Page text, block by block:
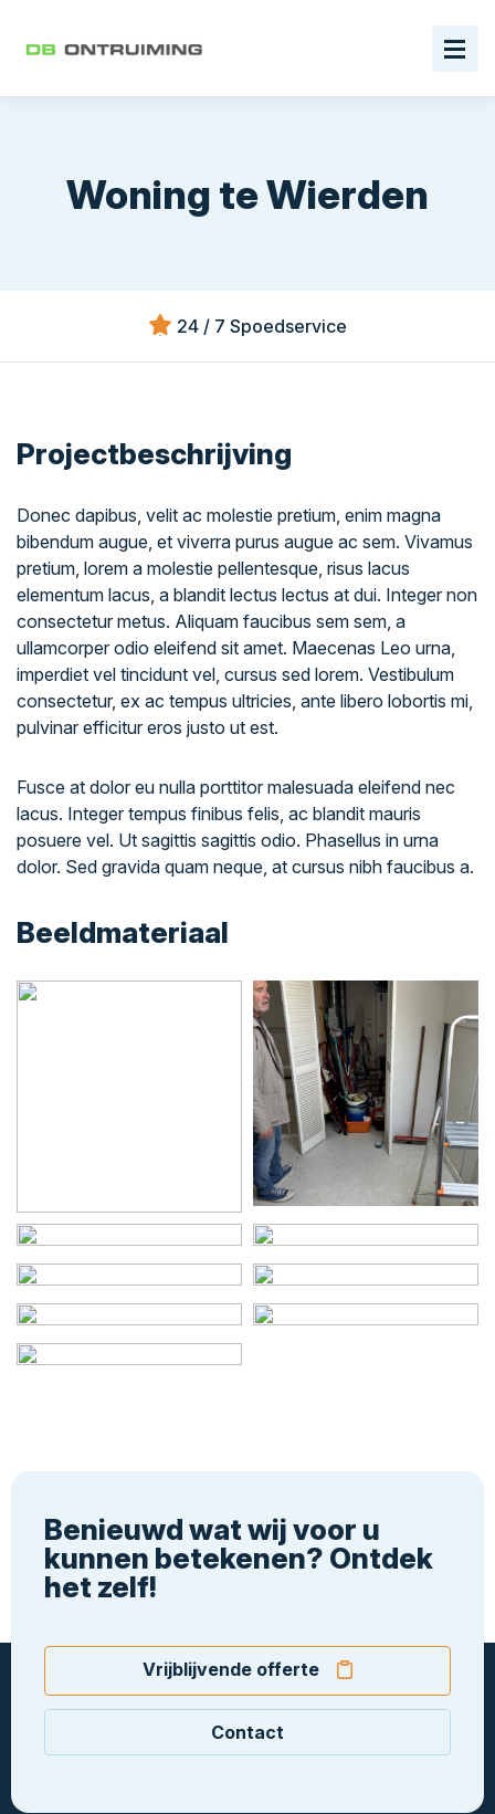
Woning te Wierden
24 / 7 Spoedservice
Projectbeschrijving
Donec dapibus, velit ac molestie pretium, enim magna
bibendum augue, et viverra purus augue ac sem. Vivamus
pretium, lorem a molestie pellentesque, risus lacus
elementum lacus, a blandit lectus lectus at dui. Integer non
consectetur metus. Aliquam faucibus sem sem, a
ullamcorper odio eleifend sit amet. Maecenas Leo urna,
imperdiet vel tincidunt vel, cursus sed lorem. Vestibulum
consectetur, ex ac tempus ultricies, ante libero lobortis mi,
pulvinar efficitur eros justo ut est.
Fusce at dolor eu nulla porttitor malesuada eleifend nec
lacus. Integer tempus finibus felis, ac blandit mauris
posuere vel. Ut sagittis sagittis odio. Phasellus in urna
dolor. Sed gravida quam neque, at cursus nibh faucibus a.
Beeldmateriaal
Benieuwd wat wij voor u
kunnen betekenen? Ontdek
het zelf!
Vrijblijvende offerte
Contact